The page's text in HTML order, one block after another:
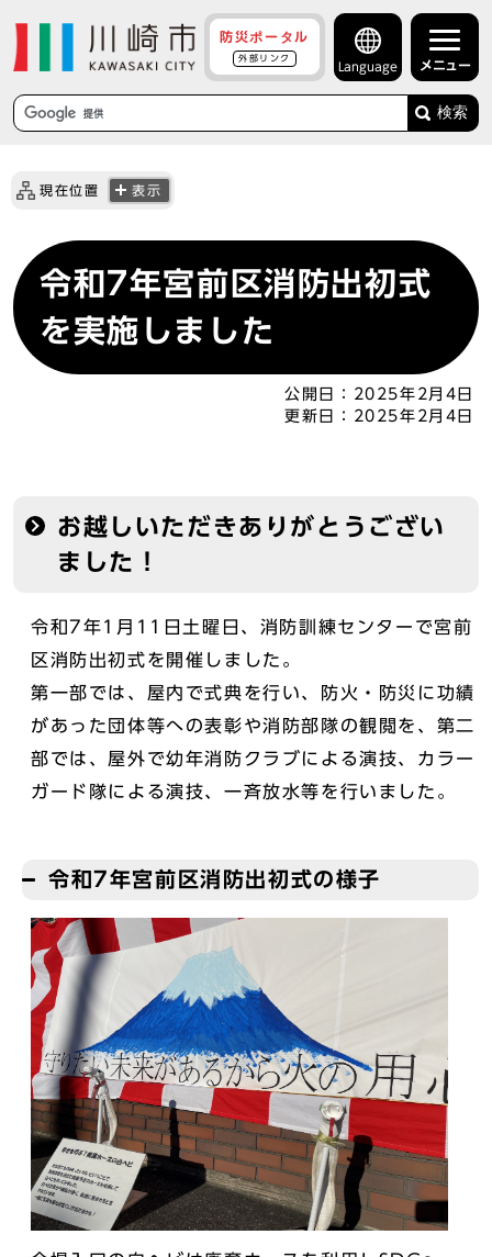
防災ポータル
外部リンク
Language メニュー
検索
現在位置 表示
令和7年宮前区消防出初式
を実施しました
公開日：
2025年2月4日
更新日：
2025年2月4日
お越しいただきありがとうござい
ました！
令和7年1月11日土曜日、消防訓練センターで宮前
区消防出初式を開催しました。
第一部では、屋内で式典を行い、防火・防災に功績
があった団体等への表彰や消防部隊の観閲を、第二
部では、屋外で幼年消防クラブによる演技、カラー
ガード隊による演技、一斉放水等を行いました。
令和7年宮前区消防出初式の様子